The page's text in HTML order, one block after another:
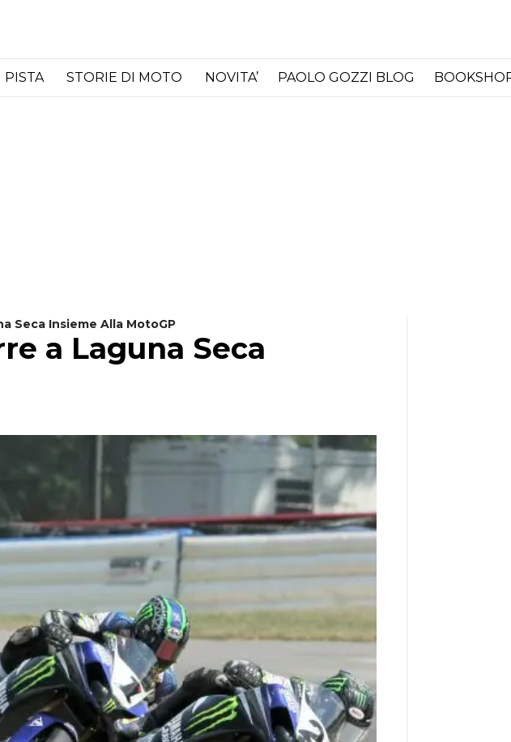
PISTA STORIE DI MOTO NOVITA’ PAOLO GOZZI BLOG
Seca Insieme Alla MotoGP
a Laguna Seca